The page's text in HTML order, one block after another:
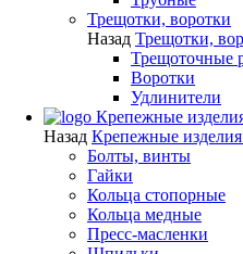
Трещотки, воротки
Назад Трещотки,
Трещоточные
Воротки
Удлинители
Крепежные
Назад Крепежные
Болты, винты
Гайки
Кольца стопорные
Кольца медные
Пресс-масленки